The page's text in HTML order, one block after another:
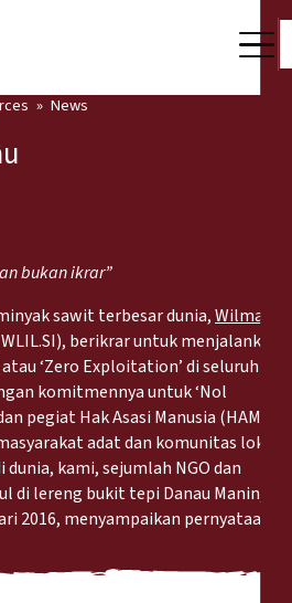
News
bukan ikrar”
sawit terbesar dunia,Wilmar
berikrar untuk menjalankan
‘Zero Exploitation’ di seluruh
komitmennya untuk ‘Nol
pegiat Hak Asasi Manusia (HAM)
adat dan komunitas lokal -
kami, sejumlah NGO dan
di lereng bukit tepi Danau Maninjau,
2016, menyampaikan pernyataan-